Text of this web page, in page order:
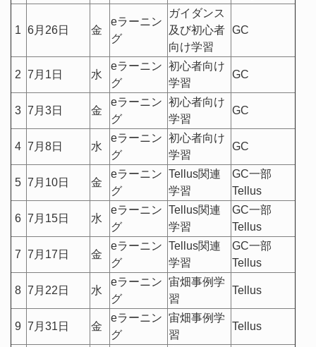
1 6月26日 金
eラーニン
グ
ガイダンス
及び初心者
向け学習
GC
2 7月1日 水
eラーニン
グ
初心者向け
学習
GC
3 7月3日 金
eラーニン
グ
初心者向け
学習
GC
4 7月8日 水
eラーニン
グ
初心者向け
学習
GC
5 7月10日 金
eラーニン
グ
Tellus関連
学習
GC一部
Tellus
6 7月15日 水
eラーニン
グ
Tellus関連
学習
GC一部
Tellus
7 7月17日 金
eラーニン
グ
Tellus関連
学習
GC一部
Tellus
8 7月22日 水
eラーニン
グ
宙畑事例学
習
Tellus
9 7月31日 金
eラーニン
グ
宙畑事例学
習
Tellus